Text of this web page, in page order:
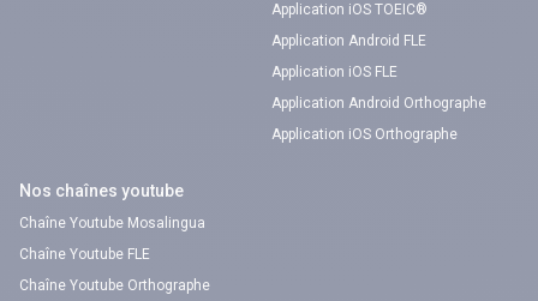
Application iOS TOEIC®
Application Android FLE
Application iOS FLE
Application Android Orthographe
Application iOS Orthographe
Nos chaînes youtube
Chaîne Youtube Mosalingua
Chaîne Youtube FLE
Chaîne Youtube Orthographe